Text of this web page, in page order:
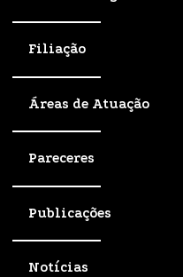
Filiação
Áreas de Atuação
Pareceres
Publicações
Notícias